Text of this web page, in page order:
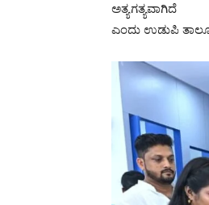
ಅತ್ಯಗತ್ಯವಾಗಿದೆ
ಎಂದು ಉಡುಪಿ